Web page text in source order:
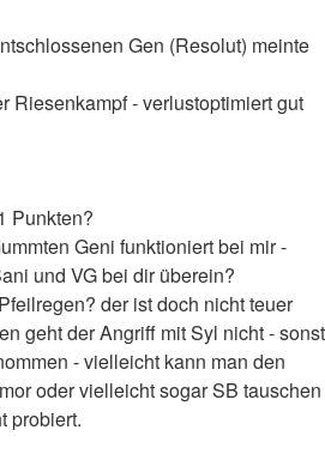
Gen (Resolut) meinte
Riesenkampf - verlustoptimiert gut
Punkten?
Geni funktioniert bei mir -
und VG bei dir überein?
der ist doch nicht teuer
geht der Angriff mit Syl nicht - sonst
- vielleicht kann man den
oder vielleicht sogar SB tauschen
probiert.